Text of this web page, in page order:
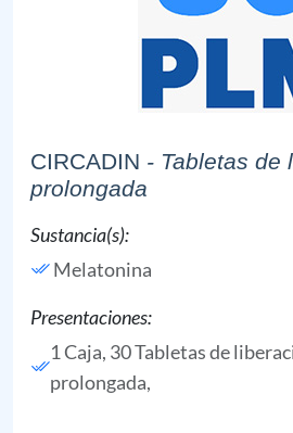
CIRCADIN - Tabletas de
prolongada
Sustancia(s):
Melatonina
Presentaciones:
1 Caja, 30 Tabletas de
prolongada,